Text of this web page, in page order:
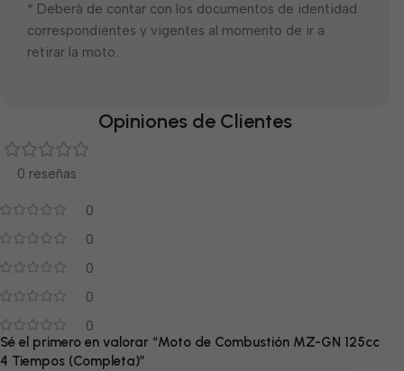
* Deberá de contar con los documentos de identidad
correspondientes y vigentes al momento de ir a
retirar la moto.
Opiniones de Clientes
0 reseñas
0
0
0
0
0
Sé el primero en valorar “Moto de Combustión MZ-GN 125cc
4 Tiempos (Completa)”